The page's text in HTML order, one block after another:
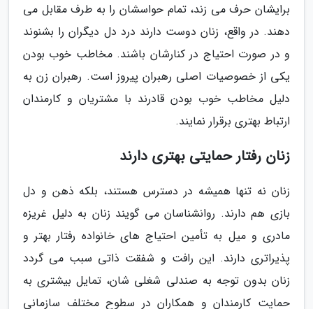
برایشان حرف می زند، تمام حواسشان را به طرف مقابل می
دهند. در واقع، زنان دوست دارند درد دل دیگران را بشنوند
و در صورت احتیاج در کنارشان باشند. مخاطب خوب بودن
یکی از خصوصیات اصلی رهبران پیروز است. رهبران زن به
دلیل مخاطب خوب بودن قادرند با مشتریان و کارمندان
ارتباط بهتری برقرار نمایند.
زنان رفتار حمایتی بهتری دارند
زنان نه تنها همیشه در دسترس هستند، بلکه ذهن و دل
بازی هم دارند. روانشناسان می گویند زنان به دلیل غریزه
مادری و میل به تأمین احتیاج های خانواده رفتار بهتر و
پذیراتری دارند. این رافت و شفقت ذاتی سبب می گردد
زنان بدون توجه به صندلی شغلی شان، تمایل بیشتری به
حمایت کارمندان و همکاران در سطوح مختلف سازمانی